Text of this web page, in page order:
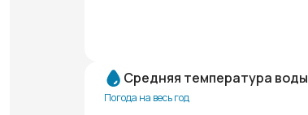
Средняя температура воды
Погода на весь год